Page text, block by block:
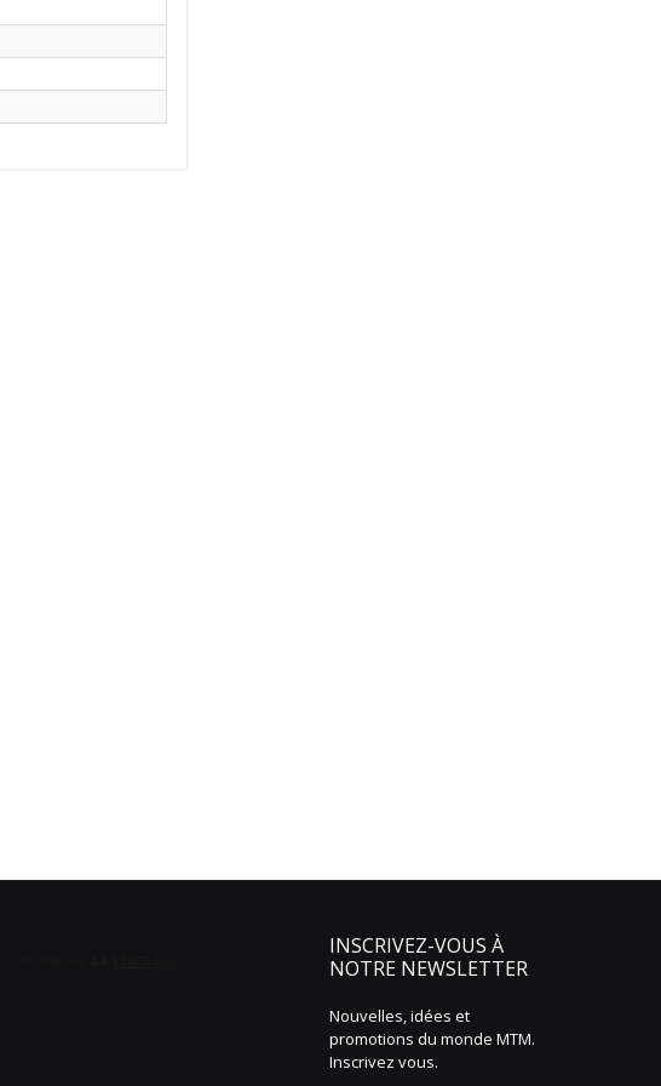
INSCRIVEZ-VOUS À
NOTRE NEWSLETTER
Nouvelles, idées et
promotions du monde MTM.
Inscrivez vous.